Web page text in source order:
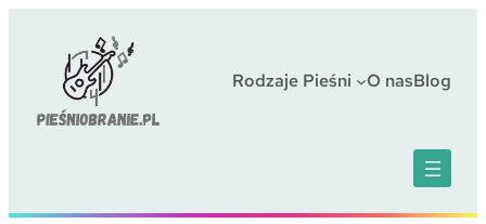
Rodzaje Pieśni O nasBlog